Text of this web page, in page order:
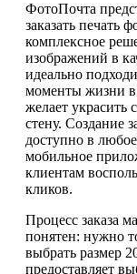
ФотоПочта
заказать печать
комплексное
изображений в
идеально
моменты жизни в
желает украсить
стену. Создание
доступно в
мобильное
клиентам
кликов.
Процесс заказа
понятен: нужно
выбрать размер
предоставляет